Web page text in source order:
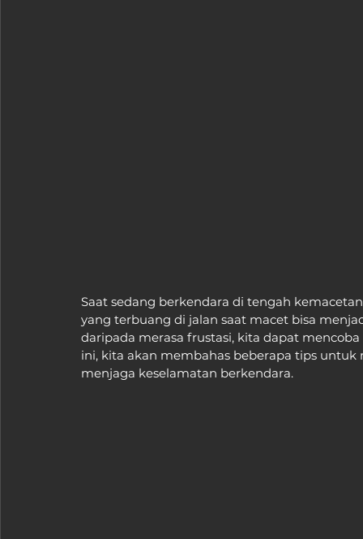
Saat sedang berkendara di tengah
yang terbuang di jalan saat macet bisa
daripada merasa frustasi, kita dapat
ini, kita akan membahas beberapa tips
menjaga keselamatan berkendara.